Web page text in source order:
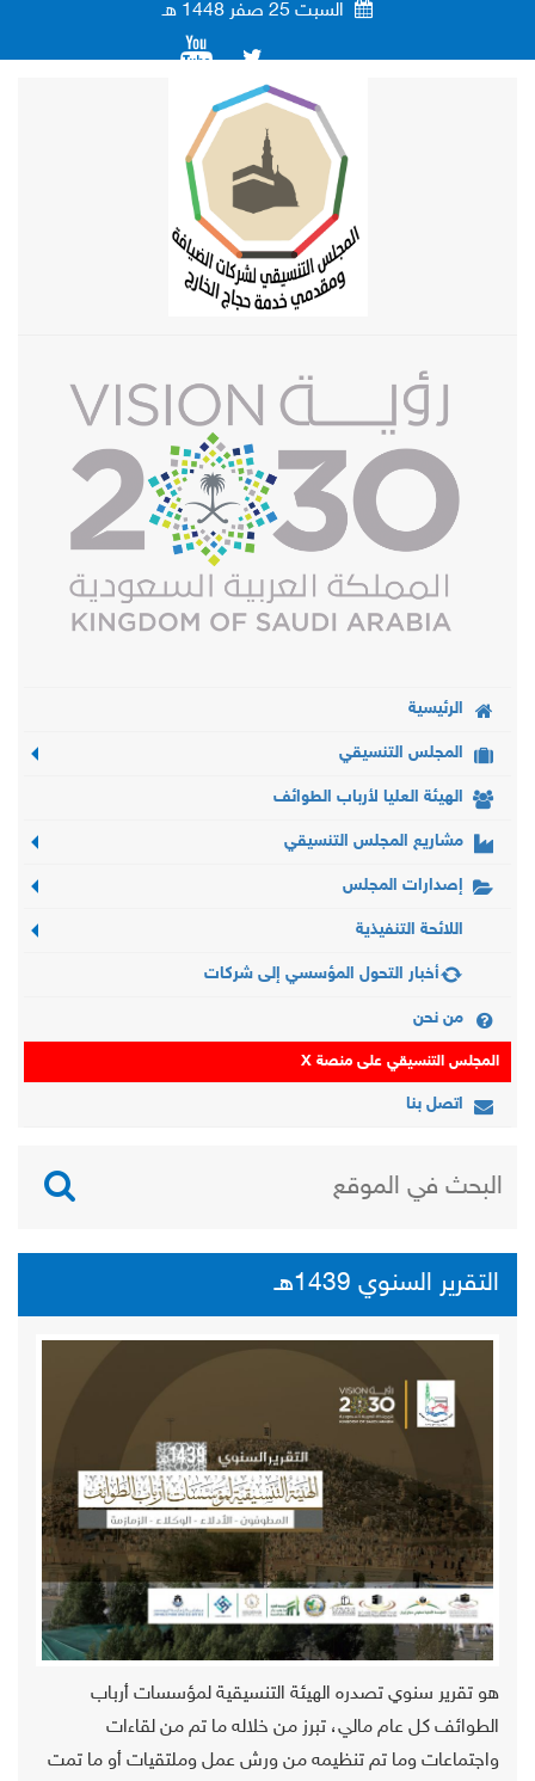
السبت 25 صفر 1448 هـ
الرئيسية
المجلس التنسيقي
الهيئة العليا لأرباب الطوائف
مشاريع المجلس التنسيقي
إصدارات المجلس
اللائحة التنفيذية
أخبار التحول المؤسسي إلى شركات
من نحن
المجلس التنسيقي على منصة X
اتصل بنا
التقرير السنوي 1439هـ
هو تقرير سنوي تصدره الهيئة التنسيقية لمؤسسات أرباب
الطوائف كل عام مالي، تبرز من خلاله ما تم من لقاءات
واجتماعات وما تم تنظيمه من ورش عمل وملتقيات أو ما تمت